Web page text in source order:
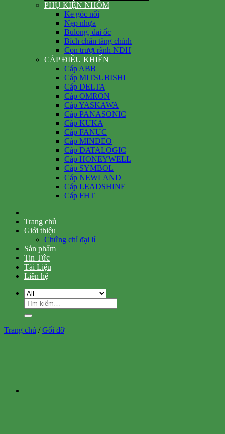
PHỤ KIỆN NHÔM
Ke góc nổi
Nẹp nhựa
Bulong, đai ốc
Bích chân tăng chỉnh
Con trượt rãnh NĐH
CÁP ĐIỀU KHIỂN
Cáp ABB
Cáp MITSUBISHI
Cáp DELTA
Cáp OMRON
Cáp YASKAWA
Cáp PANASONIC
Cáp KUKA
Cáp FANUC
Cáp MINDEO
Cáp DATALOGIC
Cáp HONEYWELL
Cáp SYMBOL
Cáp NEWLAND
Cáp LEADSHINE
Cáp FHT
Trang chủ
Giới thiệu
Chứng chỉ đại lí
Sản phẩm
Tin Tức
Tài Liệu
Liên hệ
Tìm
kiếm:
Trang chủ / Gối đỡ